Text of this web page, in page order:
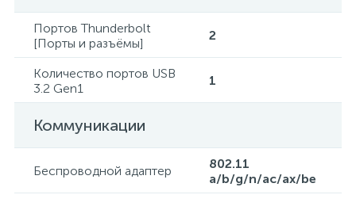
Портов Thunderbolt
[Порты и разъёмы]
2
Количество портов USB
3.2 Gen1
1
Коммуникации
Беспроводной адаптер
802.11
a/b/g/n/ac/ax/be